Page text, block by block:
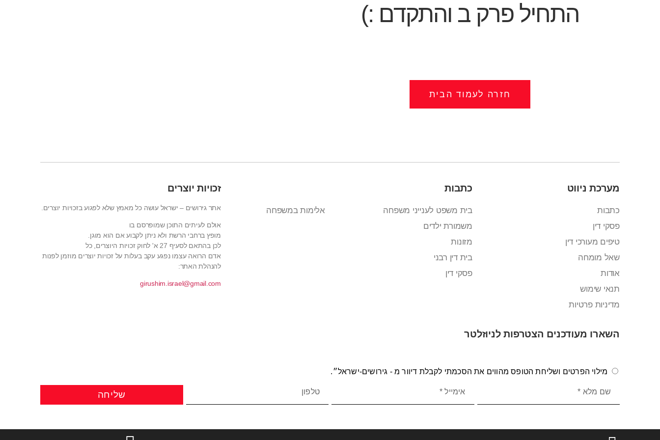
התחיל פרק ב והתקדם :)
חזרה לעמוד הבית
מערכת ניווט
כתבות
פסקי דין
טיפים מעורכי דין
שאל מומחה
אודות
תנאי שימוש
מדיניות פרטיות
כתבות
בית משפט לענייני משפחה
משמורת ילדים
מזונות
בית דין רבני
פסקי דין
אלימות במשפחה
זכויות יוצרים
אתר גירושים – ישראל עושה כל מאמץ שלא לפגוע בזכויות יוצרים.
אולם לעיתים התוכן שמופרסם בו
מופץ ברחבי הרשת ולא ניתן לקבוע אם הוא מוגן.
לכן בהתאם לסעיף 27 א' לחוק זכויות היוצרים, כל
אדם הרואה עצמו נפגע עקב בעלות על זכויות יוצרים מוזמן לפנות
להנהלת האתר:
girushim.israel@gmail.com
השארו מעודכנים הצטרפות לניוזלטר
מילוי הפרטים ושליחת הטופס מהווים את הסכמתי לקבלת דיוור מ - גירושים-ישראל״.
שליחה